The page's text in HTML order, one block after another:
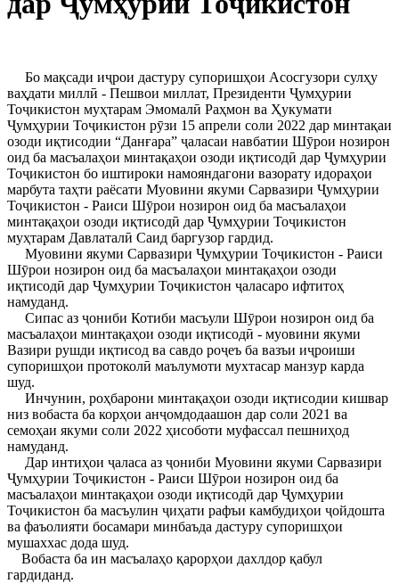
Бо мақсади иҷрои дастуру супоришҳои Асосгузори сулҳу
ваҳдати миллӣ - Пешвои миллат, Президенти Ҷумҳурии
Тоҷикистон муҳтарам Эмомалӣ Раҳмон ва Ҳукумати
Ҷумҳурии Тоҷикистон рӯзи 15 апрели соли 2022 дар минтақаи
озоди иқтисодии “Данғара” ҷаласаи навбатии Шӯрои нозирон
оид ба масъалаҳои минтақаҳои озоди иқтисодӣ дар Ҷумҳурии
Тоҷикистон бо иштироки намояндагони вазорату идораҳои
марбута таҳти раёсати Муовини якуми Сарвазири Ҷумҳурии
Тоҷикистон - Раиси Шӯрои нозирон оид ба масъалаҳои
минтақаҳои озоди иқтисодӣ дар Ҷумҳурии Тоҷикистон
муҳтарам Давлаталӣ Саид баргузор гардид.
Муовини якуми Сарвазири Ҷумҳурии Тоҷикистон - Раиси
Шӯрои нозирон оид ба масъалаҳои минтақаҳои озоди
иқтисодӣ дар Ҷумҳурии Тоҷикистон ҷаласаро ифтитоҳ
намуданд.
Сипас аз ҷониби Котиби масъули Шӯрои нозирон оид ба
масъалаҳои минтақаҳои озоди иқтисодӣ - муовини якуми
Вазири рушди иқтисод ва савдо роҷеъ ба вазъи иҷроиши
супоришҳои протоколӣ маълумоти мухтасар манзур карда
шуд.
Инчунин, роҳбарони минтақаҳои озоди иқтисодии кишвар
низ вобаста ба корҳои анҷомдодаашон дар соли 2021 ва
семоҳаи якуми соли 2022 ҳисоботи муфассал пешниҳод
намуданд.
Дар интиҳои ҷаласа аз ҷониби Муовини якуми Сарвазири
Ҷумҳурии Тоҷикистон - Раиси Шӯрои нозирон оид ба
масъалаҳои минтақаҳои озоди иқтисодӣ дар Ҷумҳурии
Тоҷикистон ба масъулин ҷиҳати рафъи камбудиҳои ҷойдошта
ва фаъолияти босамари минбаъда дастуру супоришҳои
мушаххас дода шуд.
Вобаста ба ин масъалаҳо қарорҳои дахлдор қабул
гардиданд.